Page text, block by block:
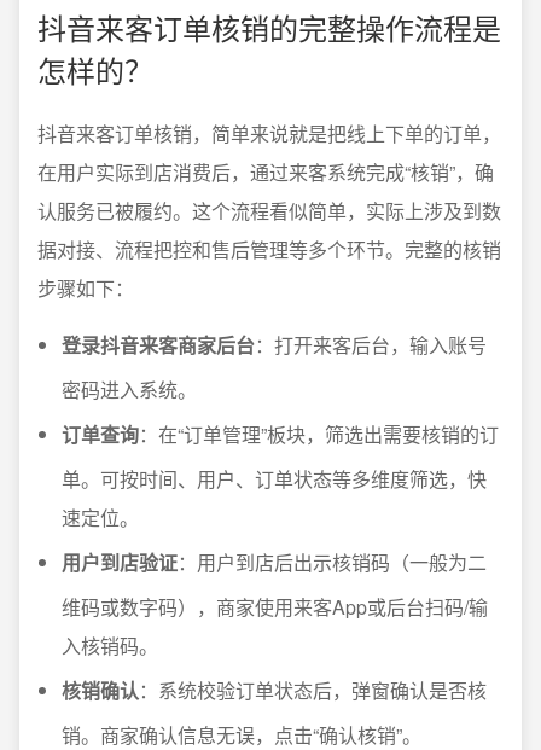
抖音来客订单核销的完整操作流程是
怎样的？
抖音来客订单核销，简单来说就是把线上下单的订单，
在用户实际到店消费后，通过来客系统完成“核销”，确
认服务已被履约。这个流程看似简单，实际上涉及到数
据对接、流程把控和售后管理等多个环节。完整的核销
步骤如下：
登录抖音来客商家后台：打开来客后台，输入账号
密码进入系统。
订单查询：在“订单管理”板块，筛选出需要核销的订
单。可按时间、用户、订单状态等多维度筛选，快
速定位。
用户到店验证：用户到店后出示核销码（一般为二
维码或数字码），商家使用来客App或后台扫码/输
入核销码。
核销确认：系统校验订单状态后，弹窗确认是否核
销。商家确认信息无误，点击“确认核销”。